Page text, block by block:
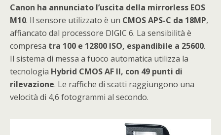
Canon ha annunciato l’uscita della mirrorless EOS
M10. Il sensore utilizzato è un CMOS APS-C da 18MP,
affiancato dal processore DIGIC 6. La sensibilità è
compresa tra 100 e 12800 ISO, espandibile a 25600.
Il sistema di messa a fuoco automatica utilizza la
tecnologia Hybrid CMOS AF II, con 49 punti di
rilevazione. Le raffiche di scatti raggiungono una
velocità di 4,6 fotogrammi al secondo.